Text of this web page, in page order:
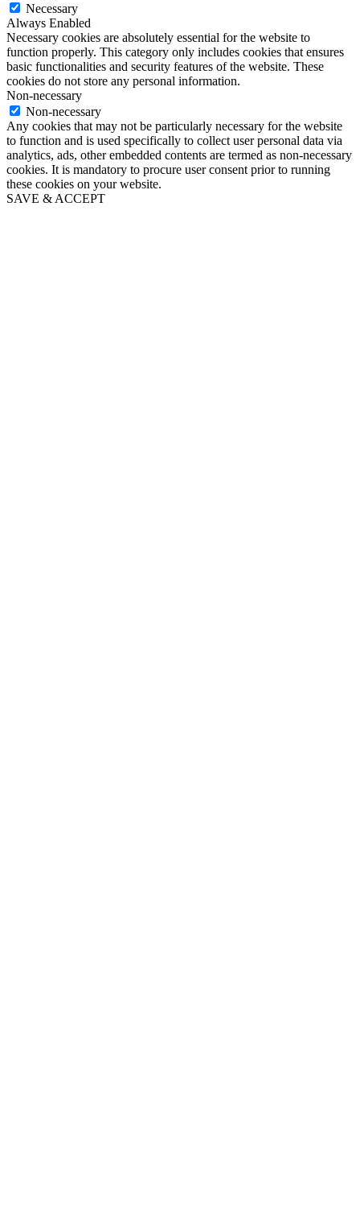
Necessary
Always Enabled
Necessary cookies are absolutely essential for the website to
function properly. This category only includes cookies that ensures
basic functionalities and security features of the website. These
cookies do not store any personal information.
Non-necessary
Non-necessary
Any cookies that may not be particularly necessary for the website
to function and is used specifically to collect user personal data via
analytics, ads, other embedded contents are termed as non-necessary
cookies. It is mandatory to procure user consent prior to running
these cookies on your website.
SAVE & ACCEPT